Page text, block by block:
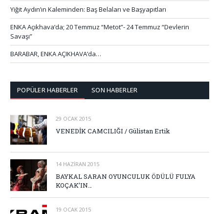
Yiğit Aydın’ın Kaleminden: Baş Belaları ve Başyapıtları
ENKA Açıkhava’da; 20 Temmuz “Metot”- 24 Temmuz “Devlerin
Savaşı”
BARABAR, ENKA AÇIKHAVA’da…
POPÜLER HABERLER SON HABERLER
29 OCAK 2015
VENEDİK CAMCILIĞI / Gülistan Ertik
14 HAZIRAN 2015
BAYKAL SARAN OYUNCULUK ÖDÜLÜ FULYA
KOÇAK’IN…
19 OCAK 2015